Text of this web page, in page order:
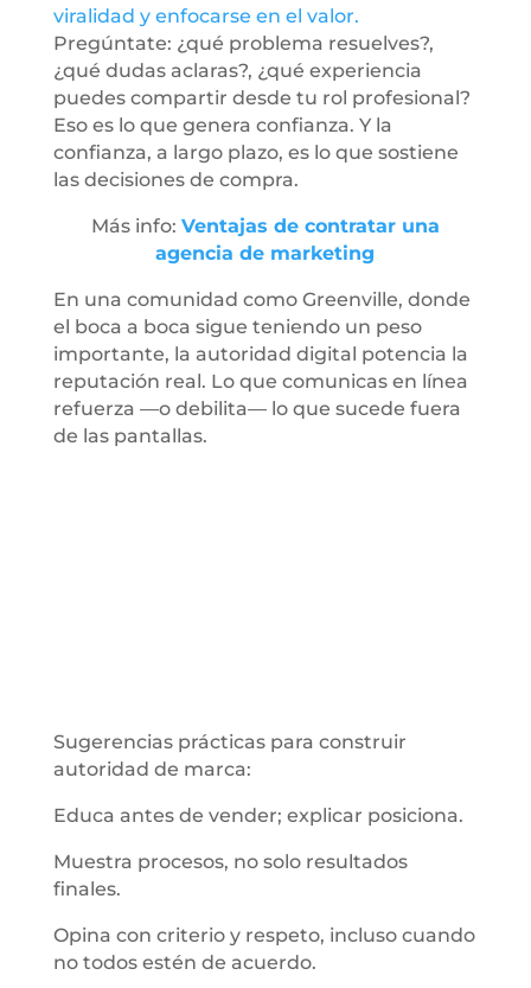
viralidad y enfocarse en el valor.
Pregúntate: ¿qué problema resuelves?,
¿qué dudas aclaras?, ¿qué experiencia
puedes compartir desde tu rol profesional?
Eso es lo que genera confianza. Y la
confianza, a largo plazo, es lo que sostiene
las decisiones de compra.
Más info: Ventajas de contratar una
agencia de marketing
En una comunidad como Greenville, donde
el boca a boca sigue teniendo un peso
importante, la autoridad digital potencia la
reputación real. Lo que comunicas en línea
refuerza —o debilita— lo que sucede fuera
de las pantallas.
Sugerencias prácticas para construir
autoridad de marca:
Educa antes de vender; explicar posiciona.
Muestra procesos, no solo resultados
finales.
Opina con criterio y respeto, incluso cuando
no todos estén de acuerdo.